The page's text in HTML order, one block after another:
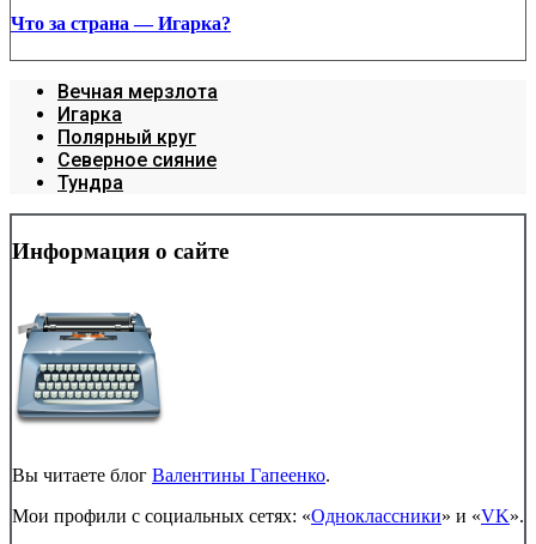
Что за страна — Игарка?
Вечная мерзлота
Игарка
Полярный круг
Северное сияние
Тундра
Информация о сайте
Вы читаете блог Валентины Гапеенко.
Мои профили с социальных сетях: «Одноклассники» и «VK».